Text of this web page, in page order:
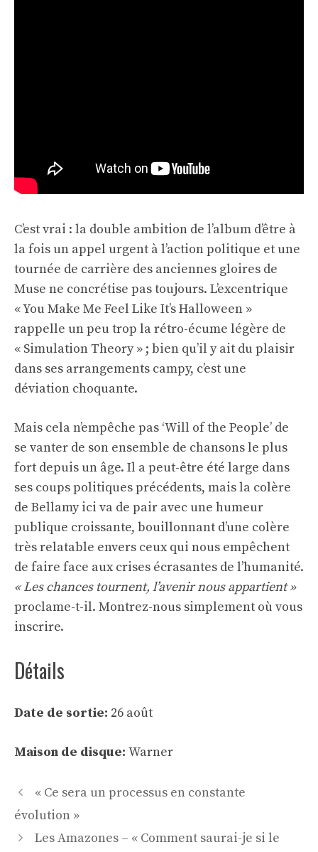
C’est vrai : la double ambition de l’album d’être à
la fois un appel urgent à l’action politique et une
tournée de carrière des anciennes gloires de
Muse ne concrétise pas toujours. L’excentrique
« You Make Me Feel Like It’s Halloween »
rappelle un peu trop la rétro-écume légère de
« Simulation Theory » ; bien qu’il y ait du plaisir
dans ses arrangements campy, c’est une
déviation choquante.
Mais cela n’empêche pas ‘Will of the People’ de
se vanter de son ensemble de chansons le plus
fort depuis un âge. Il a peut-être été large dans
ses coups politiques précédents, mais la colère
de Bellamy ici va de pair avec une humeur
publique croissante, bouillonnant d’une colère
très relatable envers ceux qui nous empêchent
de faire face aux crises écrasantes de l’humanité.
« Les chances tournent, l’avenir nous appartient »
proclame-t-il. Montrez-nous simplement où vous
inscrire.
Détails
Date de sortie: 26 août
Maison de disque: Warner
Navigation
des
« Ce sera un processus en constante
évolution »
Les Amazones – « Comment saurai-je si le